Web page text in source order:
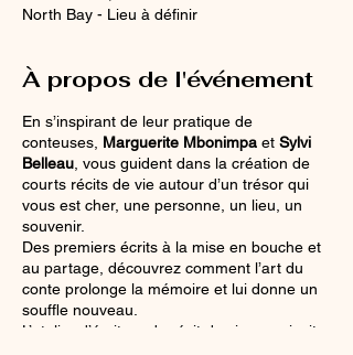
North Bay - Lieu à définir
À propos de l'événement
En s’inspirant de leur pratique de
conteuses, Marguerite Mbonimpa et Sylvi
Belleau , vous guident dans la création de
courts récits de vie autour d’un trésor qui
vous est cher, une personne, un lieu, un
souvenir.
Des premiers écrits à la mise en bouche et
au partage, découvrez comment l’art du
conte prolonge la mémoire et lui donne un
souffle nouveau.
L’atelier d’écriture de récit de vie vous invite